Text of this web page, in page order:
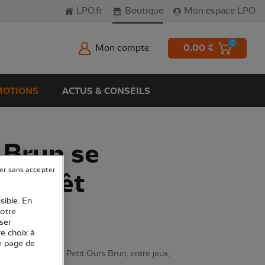
LPO.fr Boutique Mon espace LPO
Mon compte 0,00 € 0
ACTUS & CONSEILS
se
forêt
attend Petit Ours Brun, entre jeux,
En
choix à
page de
sans accepter